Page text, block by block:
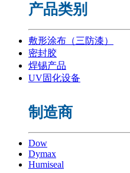
产品类别
敷形涂布（三防漆）
密封胶
焊锡产品
UV固化设备
制造商
Dow
Dymax
Humiseal